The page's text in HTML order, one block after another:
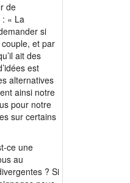
de
: « La
si
et par
ait des
est
alternatives
ainsi notre
pour notre
sur certains
ce une
au
? Si